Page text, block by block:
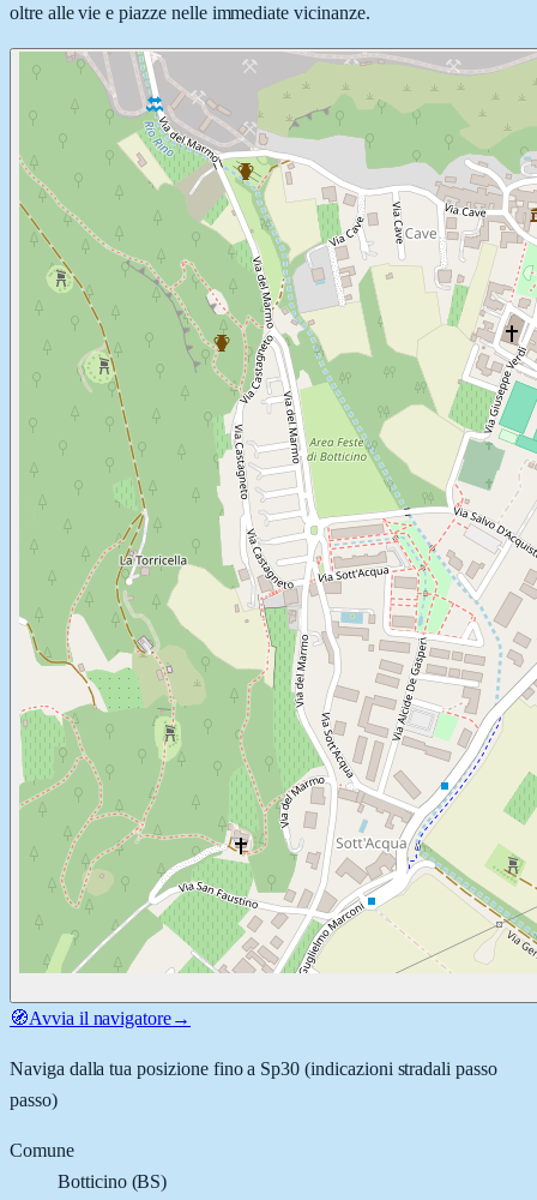
oltre alle vie e piazze nelle immediate vicinanze.
🧭Avvia il navigatore→
Naviga dalla tua posizione fino a Sp30 (indicazioni stradali passo
passo)
Comune
Botticino(BS)